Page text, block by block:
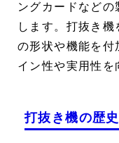
ングカードなどの
します。打抜き
の形状や機能を付
イン性や実用性を
打抜き機の歴